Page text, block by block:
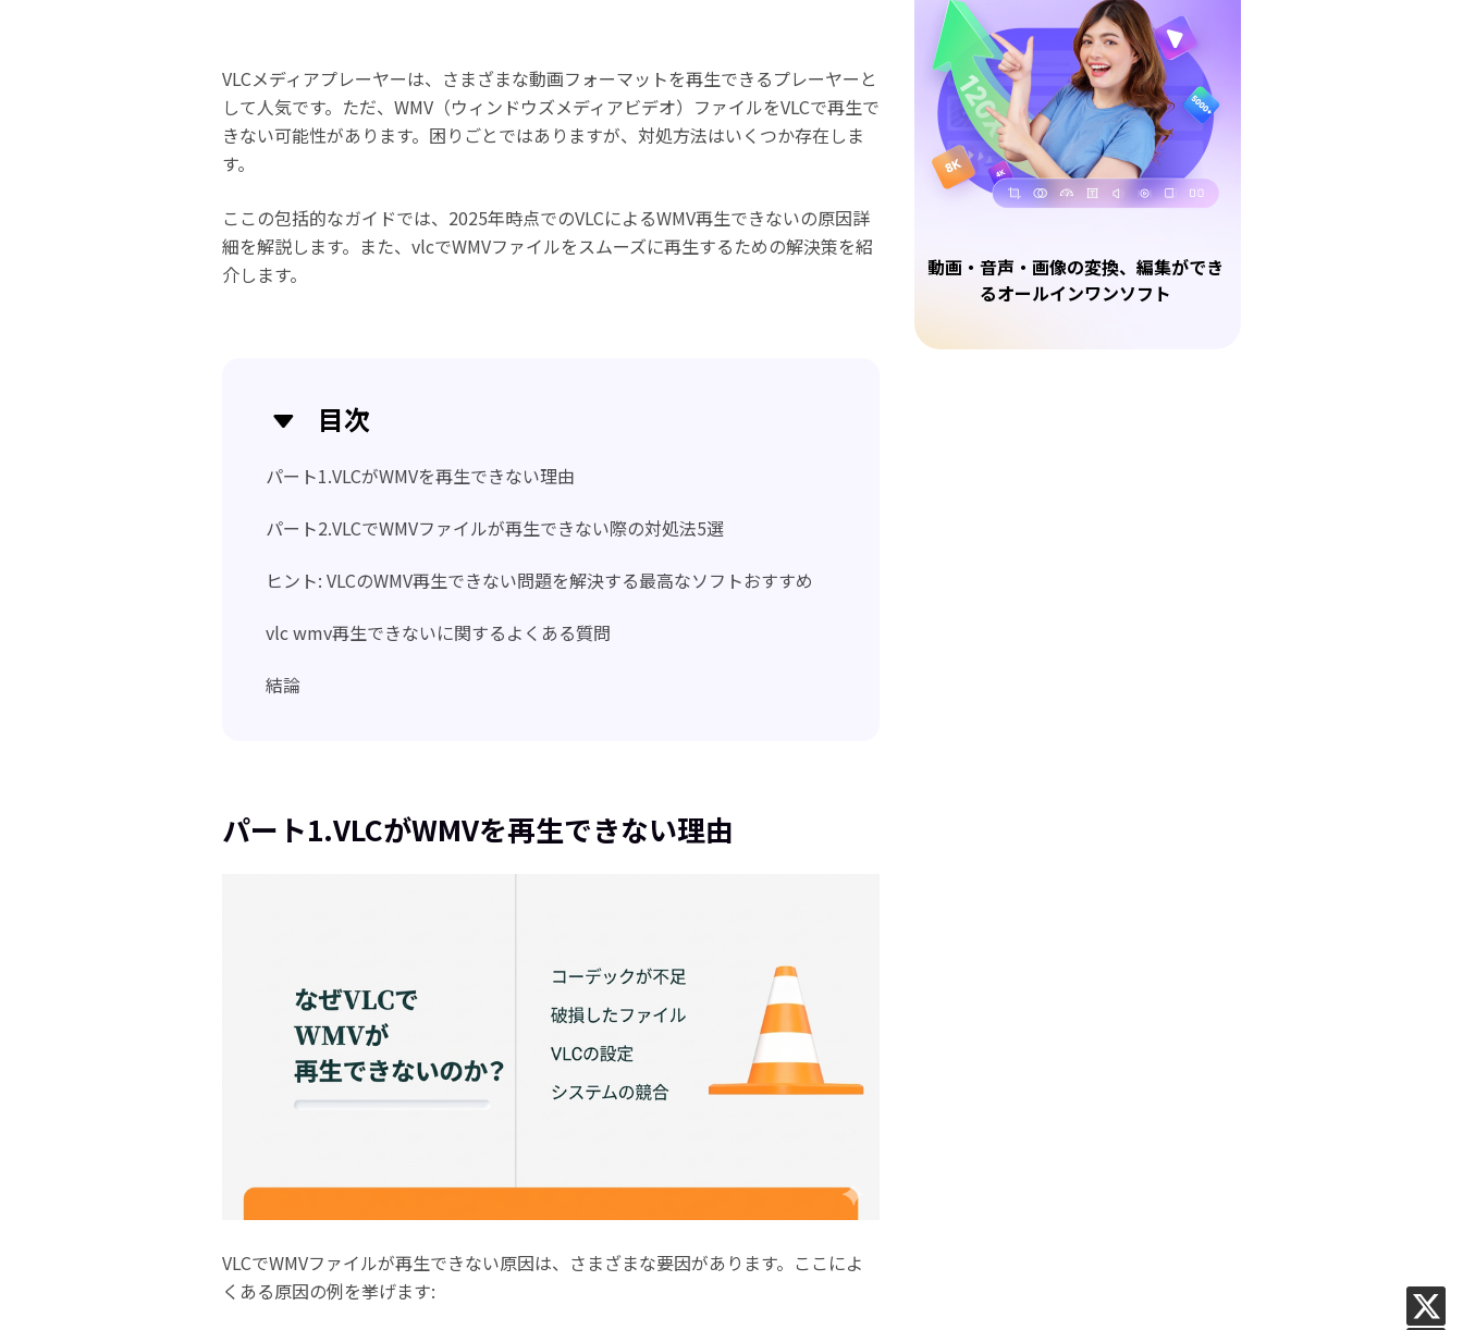
VLCメディアプレーヤーは、さまざまな動画フォーマットを再生できるプレーヤーと
して人気です。ただ、WMV（ウィンドウズメディアビデオ）ファイルをVLCで再生で
きない可能性があります。困りごとではありますが、対処方法はいくつか存在しま
す。
ここの包括的なガイドでは、2025年時点でのVLCによるWMV再生できないの原因詳
細を解説します。また、vlcでWMVファイルをスムーズに再生するための解決策を紹
介します。
目次
パート1.VLCがWMVを再生できない理由
パート2.VLCでWMVファイルが再生できない際の対処法5選
ヒント: VLCのWMV再生できない問題を解決する最高なソフトおすすめ
vlc wmv再生できないに関するよくある質問
結論
パート1.VLCがWMVを再生できない理由
VLCでWMVファイルが再生できない原因は、さまざまな要因があります。ここによ
くある原因の例を挙げます:
動画・音声・画像の変換、編集ができ
るオールインワンソフト